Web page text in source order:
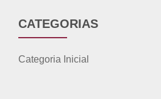
CATEGORIAS
Categoria Inicial